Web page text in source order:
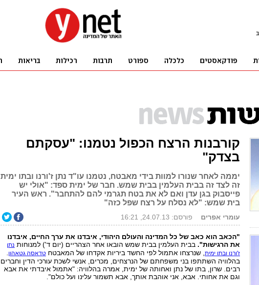
קורבנות הרצח הכפול נטמנו: "עסקתם
בצדק"
יממה לאחר שנורו למוות בידי מאבטח, נטמנו עו"ד נתן ז'ורנו ובתו ימית
זה לצד זה בבית העלמין בבית שמש. חבר של ימית ספד: "אולי יש
פייסבוק בגן עדן ואם לא את בטח תגרמי להם להתחבר". ראש העיר
בית שמש: "לא נסלח על רצח שפל כזה"
עומרי אפרים פורסם: 24.07.13, 16:21
"הכאב הוא כאב של כל המדינה והעולם היהודי, איבדנו את ערך החיים, איבדנו
את הרגישות". בבית העלמין בבית שמש הובאו אחר הצהריים (יום ד') למנוחות נתן
ז'ורנו ובתו ימית, שנרצחו אתמול לפי החשד ביריות אקדחו של המאבטח טדאסה גטאהון.
בהלוויה השתתפו בני משפחתם של הנרצחים, מכרים, אנשי לשכת עורכי הדין וחברים
רבים. שרון, בתו של נתן ואחותה של ימית, אמרה בהלוויה: "אתמול איבדתי את אבא
וגם את אחותי. אבא, אני אוהבת אותך, אבא תשמור עלינו ועל כולם".